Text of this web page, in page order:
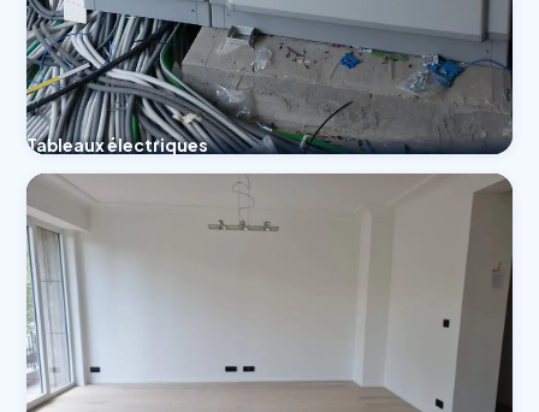
Tableaux électriques